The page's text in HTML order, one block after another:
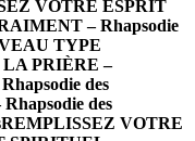
VOTRE ESPRIT
– Rhapsodie
TYPE
PRIÈRE –
des
des
REMPLISSEZ VOTRE